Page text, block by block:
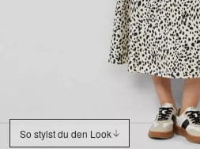
So stylst du den Look